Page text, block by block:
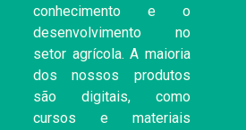
conhecimento e o
desenvolvimento no
setor agrícola. A maioria
dos nossos produtos
são digitais, como
cursos e materiais